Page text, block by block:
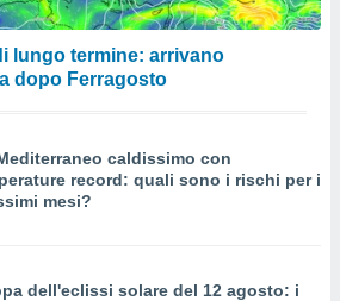
lungo termine: arrivano
dopo Ferragosto
caldissimo con
record: quali sono i rischi per i
mesi?
dell'eclissi solare del 12 agosto: i